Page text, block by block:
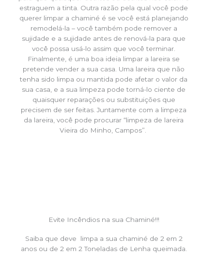
estraguem a tinta. Outra razão pela qual você pode
querer limpar a chaminé é se você está planejando
remodelá-la – você também pode remover a
sujidade e a sujidade antes de renová-la para que
você possa usá-lo assim que você terminar.
Finalmente, é uma boa ideia limpar a lareira se
pretende vender a sua casa. Uma lareira que não
tenha sido limpa ou mantida pode afetar o valor da
sua casa, e a sua limpeza pode torná-lo ciente de
quaisquer reparações ou substituições que
precisem de ser feitas. Juntamente com a limpeza
da lareira, você pode procurar “limpeza de lareira
Vieira do Minho, Campos”.
Evite Incêndios na sua Chaminé!!!
Saiba que deve limpa a sua chaminé de 2 em 2
anos ou de 2 em 2 Toneladas de Lenha queimada.